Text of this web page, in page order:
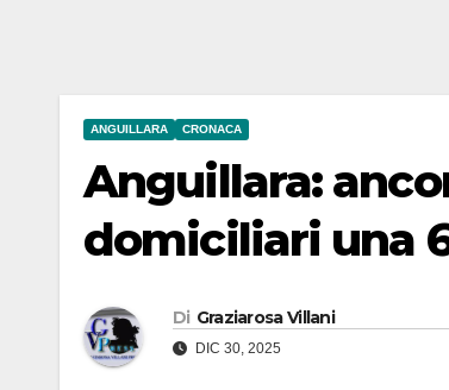
ANGUILLARA CRONACA
Anguillara:
domiciliari una
Di Graziarosa Villani
DIC 30, 2025